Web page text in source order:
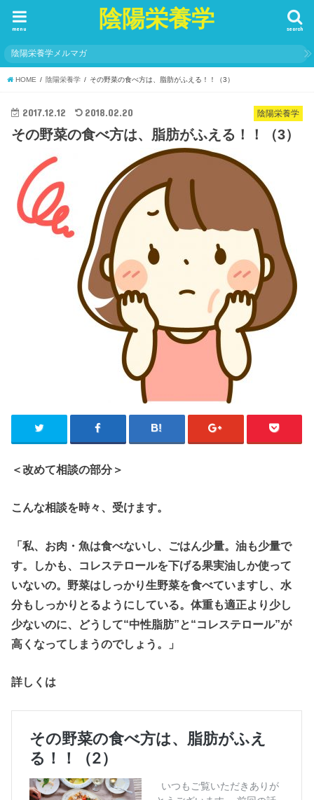
陰陽栄養学 search
menu
陰陽栄養学メルマガ
HOME 陰陽栄養学 その野菜の食べ方は、脂肪がふえる！！（3）
陰陽栄養学
2017.12.12 2018.02.20
その野菜の食べ方は、脂肪がふえる！！（3）
＜改めて相談の部分＞
こんな相談を時々、受けます。
「私、お肉・魚は食べないし、ごはん少量。油も少量で
す。しかも、コレステロールを下げる果実油しか使って
いないの。野菜はしっかり生野菜を食べていますし、水
分もしっかりとるようにしている。体重も適正より少し
少ないのに、どうして“中性脂肪”と“コレステロール”が
高くなってしまうのでしょう。」
詳しくは